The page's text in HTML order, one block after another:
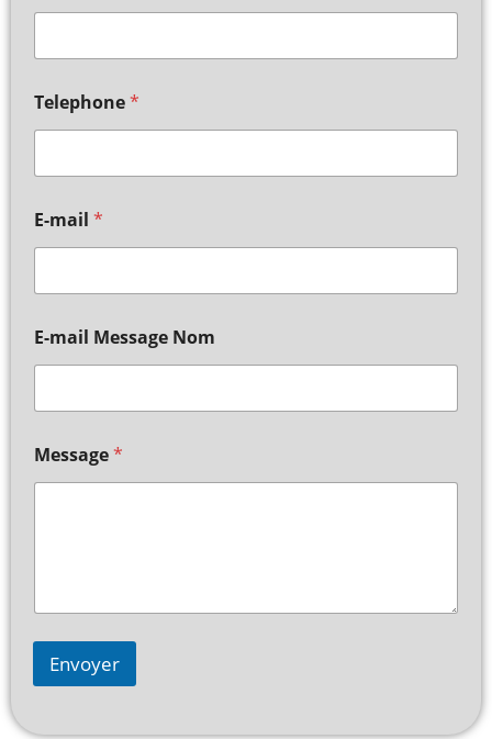
Telephone*
E-mail *
E-mail Message Nom
Message*
Envoyer